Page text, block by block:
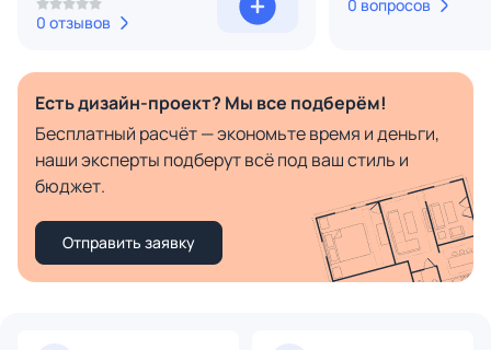
0 отзывов
0 вопросов
Есть дизайн-проект? Мы все подберём!
Бесплатный расчёт — экономьте время и деньги,
наши эксперты подберут всё под ваш стиль и
бюджет.
Отправить заявку